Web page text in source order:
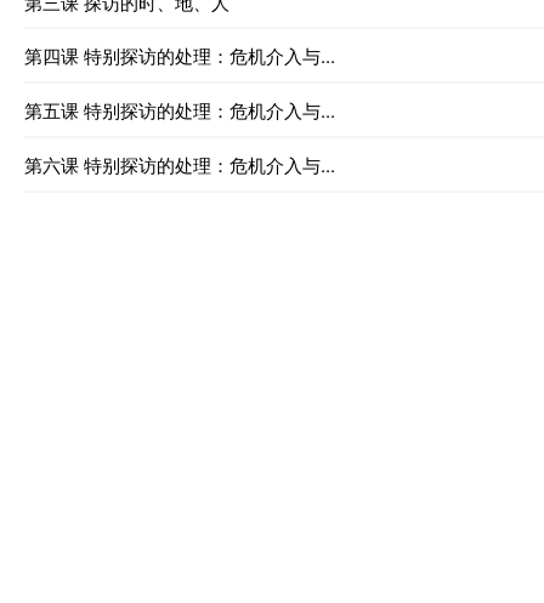
第四课 特别探访的处理：危机介入与...
第五课 特别探访的处理：危机介入与...
第六课 特别探访的处理：危机介入与...